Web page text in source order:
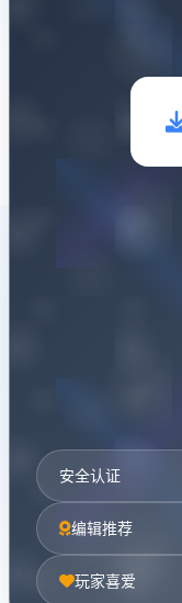
安全认证
编辑推荐
玩家喜爱